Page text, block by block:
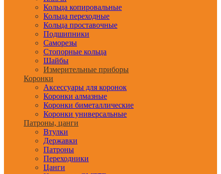
Кольца копировальные
Кольца переходные
Кольца проставочные
Подшипники
Саморезы
Стопорные кольца
Шайбы
Измерительные приборы
Коронки
Аксессуары для коронок
Коронки алмазные
Коронки биметаллические
Коронки универсальные
Патроны, цанги
Втулки
Державки
Патроны
Переходники
Цанги